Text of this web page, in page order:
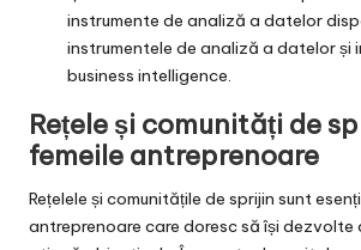
instrumente de analiză a datelor
instrumentele de analiză a datelor și
business intelligence.
Rețele și comunități de
femeile antreprenoare
Rețelele și comunitățile de sprijin sunt
antreprenoare care doresc să își dezvolte